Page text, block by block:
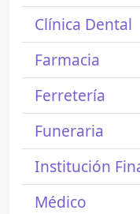
Clínica Dental
Farmacia
Ferretería
Funeraria
Institución
Médico